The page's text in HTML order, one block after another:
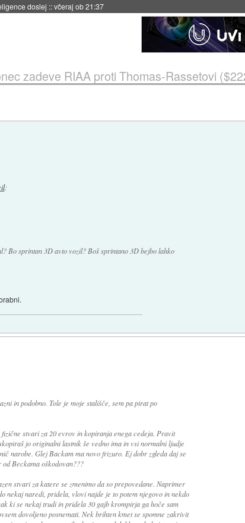
doslej ::včeraj ob 21:37
zadeve RIAA proti Thomas-Rassetovi
:
Bo sprintan 3D avto vozil? Boš sprintano 3D bejbo lahko
in podobno. Tole je moje stališče, sem pa pirat po
stvari za 20 evrov in kopiranja enega cedeja. Pravit
jo originalni lastnik še vedno ima in vsi normalni ljudje
narobe. Glej Backam ma novo frizuro. Ej dobr zgleda daj se
Beckama oškodovan???
stvari za katere se zmenimo da so prepovedane. Naprimer
nekaj naredi, pridela, vlovi najde je to potem njegovo in nekdo
ki se nekaj trudi in pridela 30 gajb krompirja ga hoče sam
dovoljeno posnemati. Nek brihten kmet se spomne zakrivit